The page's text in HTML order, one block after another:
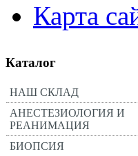
Карта
Каталог
НАШ СКЛАД
АНЕСТЕЗИОЛОГИЯ И
РЕАНИМАЦИЯ
БИОПСИЯ